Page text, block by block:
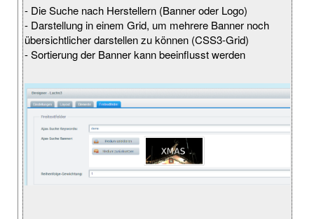
- Die Suche nach Herstellern (Banner oder Logo)
- Darstellung in einem Grid, um mehrere Banner noch
übersichtlicher darstellen zu können (CSS3-Grid)
- Sortierung der Banner kann beeinflusst werden